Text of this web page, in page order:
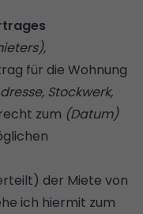
für die Wohnung
Stockwerk,
zum (Datum)
der Miete von
ich hiermit zum